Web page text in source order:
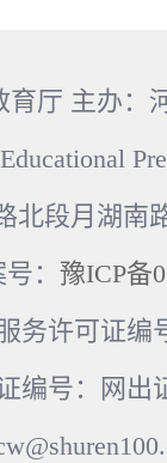
育厅 主办：
北段月湖南
： 豫ICP备
务许可证编
编号：网出